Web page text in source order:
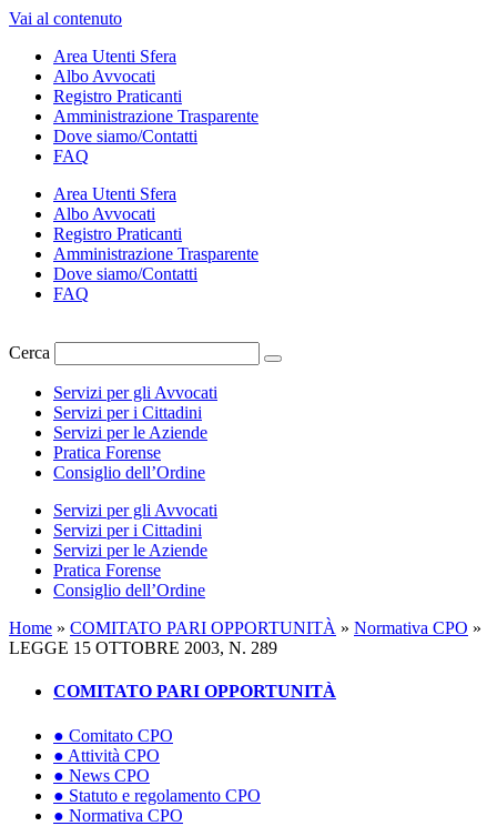
Vai al contenuto
Area Utenti Sfera
Albo Avvocati
Registro Praticanti
Amministrazione Trasparente
Dove siamo/Contatti
FAQ
Area Utenti Sfera
Albo Avvocati
Registro Praticanti
Amministrazione Trasparente
Dove siamo/Contatti
FAQ
Cerca
Servizi per gli Avvocati
Servizi per i Cittadini
Servizi per le Aziende
Pratica Forense
Consiglio dell’Ordine
Servizi per gli Avvocati
Servizi per i Cittadini
Servizi per le Aziende
Pratica Forense
Consiglio dell’Ordine
Home » COMITATO PARI OPPORTUNITÀ » Normativa CPO »
LEGGE 15 OTTOBRE 2003, N. 289
COMITATO PARI OPPORTUNITÀ
● Comitato CPO
● Attività CPO
● News CPO
● Statuto e regolamento CPO
● Normativa CPO